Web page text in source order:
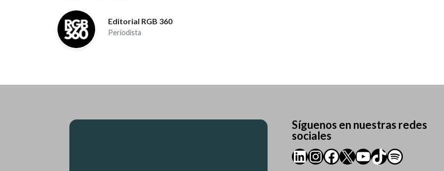
Editorial RGB 360
Periodista
Síguenos en nuestras redes
sociales
LinkedIn
Instagram
Facebook
X YouTube
TikTok
Spotify